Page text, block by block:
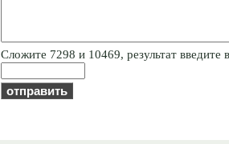
Cлoжитe 7298 и 10469, результат введите